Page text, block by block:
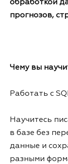
обработкой
прогнозов,
Чему вы
Работать с
Научитесь
в базе без
данные и
разными